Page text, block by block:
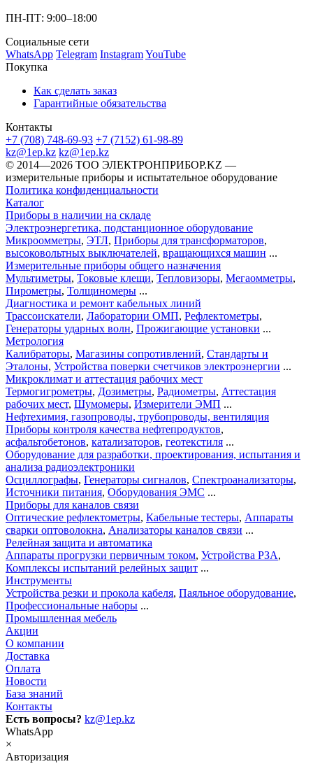
ПН-ПТ: 9:00–18:00
Социальные сети
WhatsApp Telegram InstagramYouTube
Покупка
Как сделать заказ
Гарантийные обязательства
Контакты
+7 (708) 748-69-93 +7 (7152) 61-98-89
kz@1ep.kz kz@1ep.kz
©️ 2014—2026 ТОО ЭЛЕКТРОНПРИБОР.KZ —
измерительные приборы и испытательное оборудование
Политика конфиденциальности
Каталог
Приборы в наличии на складе
Электроэнергетика, подстанционное оборудование
Микроомметры, ЭТЛ, Приборы для трансформаторов,
высоковольтных выключателей, вращающихся машин ...
Измерительные приборы общего назначения
Мультиметры, Токовые клещи, Тепловизоры, Мегаомметры,
Пирометры, Толщиномеры ...
Диагностика и ремонт кабельных линий
Трассоискатели, Лаборатории ОМП, Рефлектометры,
Генераторы ударных волн, Прожигающие установки ...
Метрология
Калибраторы, Магазины сопротивлений, Стандарты и
Эталоны, Устройства поверки счетчиков электроэнергии ...
Микроклимат и аттестация рабочих мест
Термогигрометры, Дозиметры, Радиометры, Аттестация
рабочих мест, Шумомеры, Измерители ЭМП ...
Нефтехимия, газопроводы, трубопроводы, вентиляция
Приборы контроля качества нефтепродуктов,
асфальтобетонов, катализаторов, геотекстиля ...
Оборудование для разработки, проектирования, испытания и
анализа радиоэлектроники
Осциллографы, Генераторы сигналов, Спектроанализаторы,
Источники питания, Оборудования ЭМС ...
Приборы для каналов связи
Оптические рефлектометры, Кабельные тестеры, Аппараты
сварки оптоволокна, Анализаторы каналов связи ...
Релейная защита и автоматика
Аппараты прогрузки первичным током, Устройства РЗА,
Комплексы испытаний релейных защит ...
Инструменты
Устройства резки и прокола кабеля, Паяльное оборудование,
Профессиональные наборы ...
Промышленная мебель
Акции
О компании
Доставка
Оплата
Новости
База знаний
Контакты
Есть вопросы? kz@1ep.kz
WhatsApp
×
Авторизация